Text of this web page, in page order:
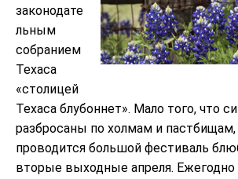
законодате
льным
собранием
Техаса
«столицей
Техаса блубоннет». Мало того, что
разбросаны по холмам и
проводится большой фестиваль
вторые выходные апреля.